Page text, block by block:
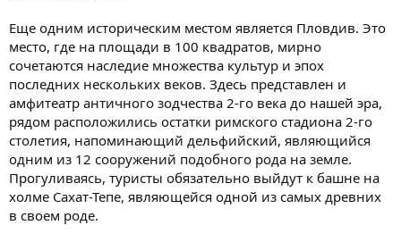
Еще одним историческим местом является Пловдив. Это
место, где на площади в 100 квадратов, мирно
сочетаются наследие множества культур и эпох
последних нескольких веков. Здесь представлен и
амфитеатр античного зодчества 2-го века до нашей эра,
рядом расположились остатки римского стадиона 2-го
столетия, напоминающий дельфийский, являющийся
одним из 12 сооружений подобного рода на земле.
Прогуливаясь, туристы обязательно выйдут к башне на
холме Сахат-Тепе, являющейся одной из самых древних
в своем роде.